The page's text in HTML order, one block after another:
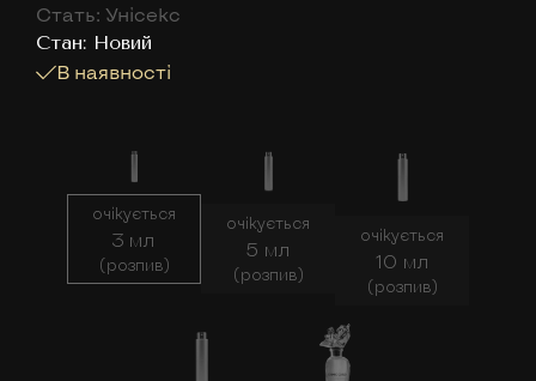
Стать: Унісекс
Cтан: Новий
В наявності
очікується
3 мл
(розпив)
очікується
5 мл
(розпив)
очікується
10 мл
(розпив)